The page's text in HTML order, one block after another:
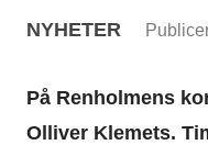
NYHETER
På Renholmens
Olliver Klemets.